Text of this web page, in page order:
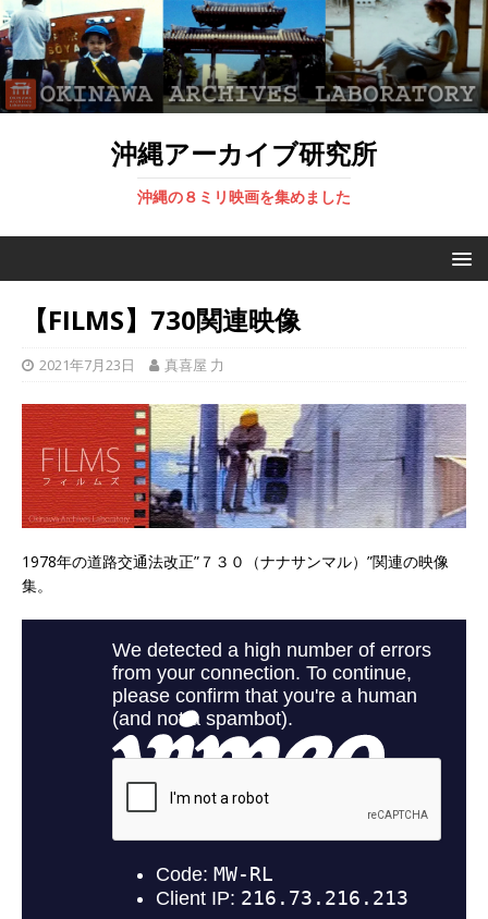
沖縄アーカイブ研究所
沖縄の８ミリ映画を集めました
【FILMS】730関連映像
2021年7月23日 真喜屋 力
1978年の道路交通法改正”７３０（ナナサンマル）”関連の映像
集。